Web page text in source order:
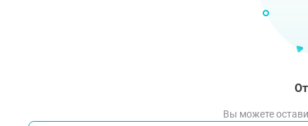
Вы можете